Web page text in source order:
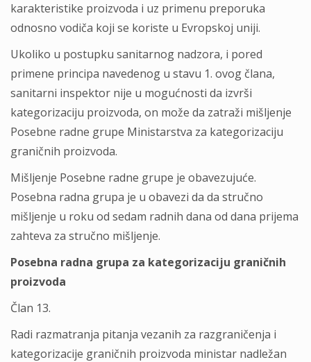
karakteristike proizvoda i uz primenu preporuka
odnosno vodiča koji se koriste u Evropskoj uniji.
Ukoliko u postupku sanitarnog nadzora, i pored
primene principa navedenog u stavu 1. ovog člana,
sanitarni inspektor nije u mogućnosti da izvrši
kategorizaciju proizvoda, on može da zatraži mišlјenje
Posebne radne grupe Ministarstva za kategorizaciju
graničnih proizvoda.
Mišlјenje Posebne radne grupe je obavezujuće.
Posebna radna grupa je u obavezi da da stručno
mišlјenje u roku od sedam radnih dana od dana prijema
zahteva za stručno mišlјenje.
Posebna radna grupa za kategorizaciju graničnih
proizvoda
Član 13.
Radi razmatranja pitanja vezanih za razgraničenja i
kategorizacije graničnih proizvoda ministar nadležan